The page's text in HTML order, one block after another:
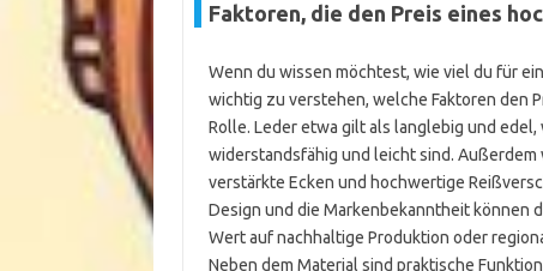
Faktoren, die den Preis eines
Wenn du wissen möchtest, wie viel du für
wichtig zu verstehen, welche Faktoren den
Rolle. Leder etwa gilt als langlebig und
widerstandsfähig und leicht sind. Außerdem
verstärkte Ecken und hochwertige
Design und die Markenbekanntheit können
Wert auf nachhaltige Produktion oder
Neben dem Material sind praktische